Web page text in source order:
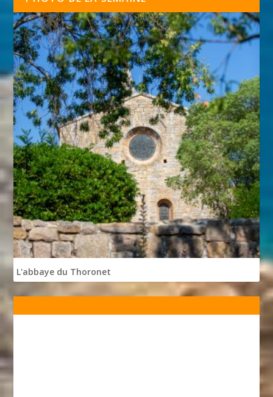
L'abbaye du Thoronet